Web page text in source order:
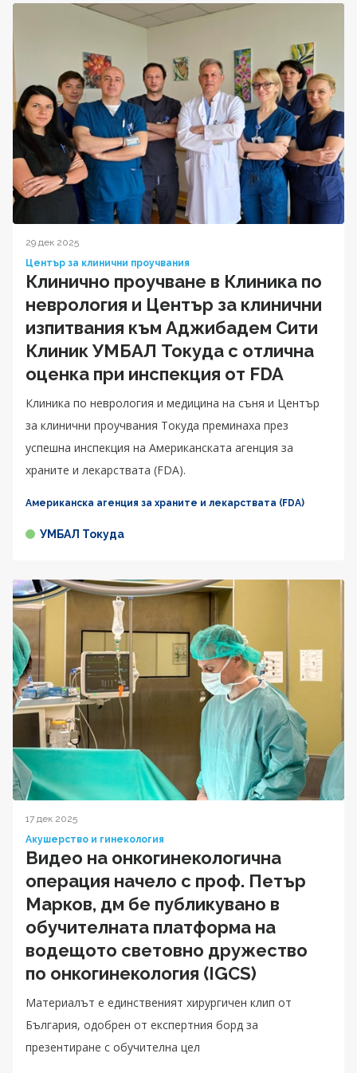
29 дек 2025
Център за клинични проучвания
Клинично проучване в Клиника по
неврология и Център за клинични
изпитвания към Аджибадем Сити
Клиник УМБАЛ Токуда с отлична
оценка при инспекция от FDA
Клиника по неврология и медицина на съня и Център
за клинични проучвания Токуда преминаха през
успешна инспекция на Американската агенция за
храните и лекарствата (FDA).
Американска агенция за храните и лекарствата (FDA)
УМБАЛ Токуда
17 дек 2025
Акушерство и гинекология
Видео на онкогинекологична
операция начело с проф. Петър
Марков, дм бе публикувано в
обучителната платформа на
водещото световно дружество
по онкогинекология (IGCS)
Материалът е единственият хирургичен клип от
България, одобрен от експертния борд за
презентиране с обучителна цел